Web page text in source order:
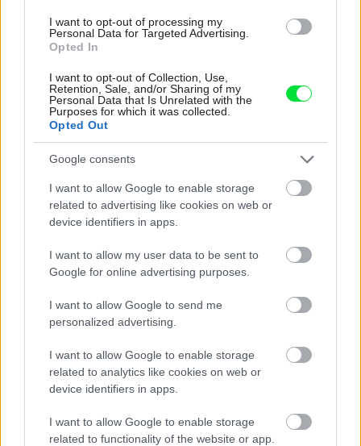
I want to opt-out of processing my
Personal Data for Targeted Advertising.
Opted In
I want to opt-out of Collection, Use,
Retention, Sale, and/or Sharing of my
Personal Data that Is Unrelated with the
Purposes for which it was collected.
Opted Out
Google consents
I want to allow Google to enable storage
related to advertising like cookies on web or
device identifiers in apps.
I want to allow my user data to be sent to
Google for online advertising purposes.
I want to allow Google to send me
personalized advertising.
I want to allow Google to enable storage
related to analytics like cookies on web or
device identifiers in apps.
I want to allow Google to enable storage
related to functionality of the website or app.
hladšie a pevnejšie. Starý trik z hotelov poznali už
naše babičky
vyhnite. Týchto 7 vecí robí vašu obývačku
zastaralou
Inšpirácie
obývacia izba , keramika ,čierna